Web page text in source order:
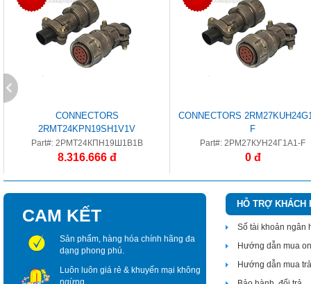
CONNECTORS
2RMT24KPN19SH1V1V
Part#: 2РМТ24КПН19Ш1В1В
8.316.666 đ
CONNECTORS
F
Part#: 2РМ27КУН24Г1А1-F
0 đ
CAM KẾT
Sản phẩm, hàng hóa chính hãng đa
dạng phong phú.
Luôn luôn giá rẻ & khuyến mại không
ngừng.
HỖ TRỢ KHÁCH
Số tài khoản ngân
Hướng dẫn mua
Hướng dẫn mua